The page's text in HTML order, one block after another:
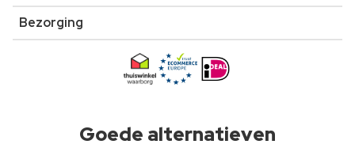
Bezorging
Goede alternatieven